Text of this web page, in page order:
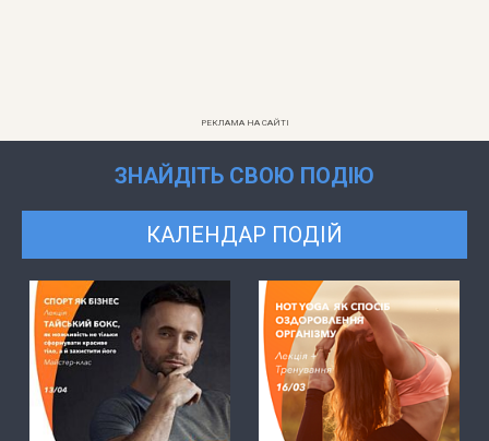
РЕКЛАМА НА САЙТІ
ЗНАЙДІТЬ СВОЮ ПОДІЮ
КАЛЕНДАР ПОДІЙ